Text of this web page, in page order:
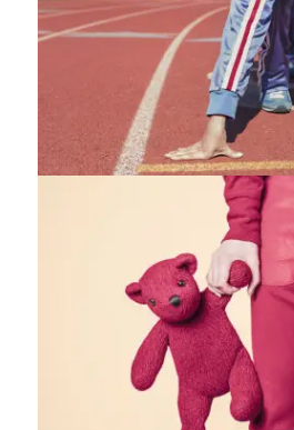
Fashion Photograph,
Fashion,Photograph